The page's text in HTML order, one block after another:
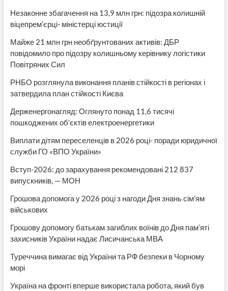
Незаконне збагачення на 13,9 млн грн: підозра колишній
віцепрем’єрці- міністерці юстиції
Майже 21 млн грн необґрунтованих активів: ДБР
повідомило про підозру колишньому керівнику логістики
Повітряних Сил
РНБО розглянула виконання планів стійкості в регіонах і
затвердила план стійкості Києва
Держенергонагляд: Оглянуто понад 11,6 тисячі
пошкоджених об’єктів електроенергетики
Виплати дітям переселенців в 2026 році- поради юридичної
служби ГО «ВПО України»
Вступ-2026: до зарахування рекомендовані 212 837
випускників, — МОН
Грошова допомога у 2026 році з нагоди Дня знань сім’ям
військових
Грошову допомогу батькам загиблих воїнів до Дня пам’яті
захисників України надає Лисичанська МВА
Туреччина вимагає від України та РФ безпеки в Чорному
морі
Україна на фронті вперше використала робота, який був